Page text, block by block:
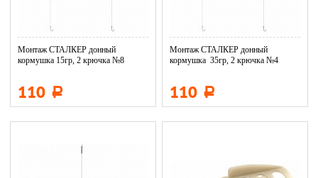
Монтаж СТАЛКЕР донный
кормушка 15гр, 2 крючка №8
110 Р
Монтаж СТАЛКЕР донный
кормушка 35гр, 2 крючка №4
110 Р